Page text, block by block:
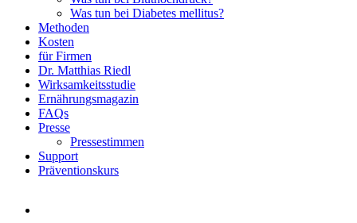
Was tun bei Diabetes mellitus?
Methoden
Kosten
für Firmen
Dr. Matthias Riedl
Wirksamkeitsstudie
Ernährungsmagazin
FAQs
Presse
Pressestimmen
Support
Präventionskurs